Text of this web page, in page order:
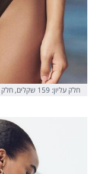
חלק עליון: 159 שקלים, חלק תחתון: 139 שקלים (צילום: מתוך האתר הרשמי)